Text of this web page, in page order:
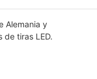
Alemania y
de tiras LED.